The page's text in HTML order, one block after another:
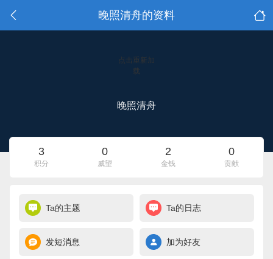
晚照清舟的资料
点击重新加
载
晚照清舟
3
积分
0
威望
2
金钱
0
贡献
Ta的主题 Ta的日志
发短消息 加为好友